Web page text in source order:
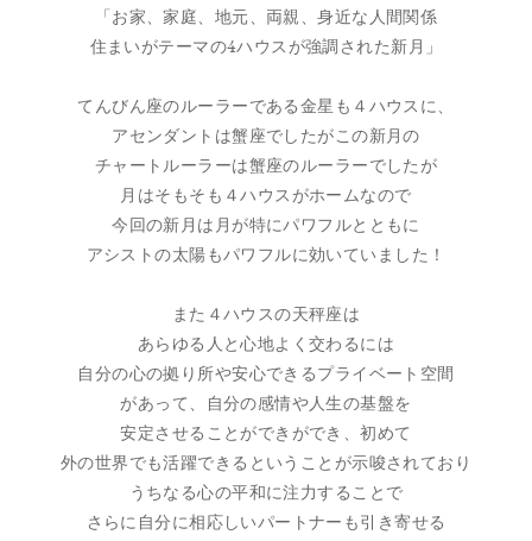
「お家、家庭、地元、両親、身近な人間関係
住まいがテーマの4ハウスが強調された新月」
てんびん座のルーラーである金星も４ハウスに、
アセンダントは蟹座でしたがこの新月の
チャートルーラーは蟹座のルーラーでしたが
月はそもそも４ハウスがホームなので
今回の新月は月が特にパワフルとともに
アシストの太陽もパワフルに効いていました！
また４ハウスの天秤座は
あらゆる人と心地よく交わるには
自分の心の拠り所や安心できるプライベート空間
があって、自分の感情や人生の基盤を
安定させることができができ、初めて
外の世界でも活躍できるということが示唆されており
うちなる心の平和に注力することで
さらに自分に相応しいパートナーも引き寄せる